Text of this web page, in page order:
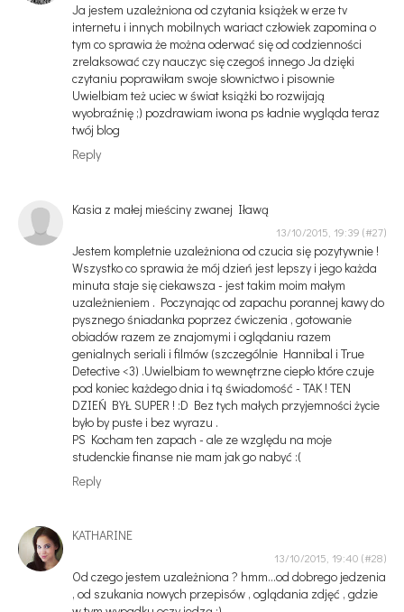
Ja jestem uzależniona od czytania książek w erze tv
internetu i innych mobilnych wariact człowiek zapomina o
tym co sprawia że można oderwać się od codzienności
zrelaksować czy nauczyc się czegoś innego Ja dzięki
czytaniu poprawiłam swoje słownictwo i pisownie
Uwielbiam też uciec w świat książki bo rozwijają
wyobraźnię ;) pozdrawiam iwona ps ładnie wygląda teraz
twój blog
Reply
Kasia z małej mieściny zwanej Iławą
13/10/2015, 19:39
Jestem kompletnie uzależniona od czucia się pozytywnie !
Wszystko co sprawia że mój dzień jest lepszy i jego każda
minuta staje się ciekawsza - jest takim moim małym
uzależnieniem . Poczynając od zapachu porannej kawy do
pysznego śniadanka poprzez ćwiczenia , gotowanie
obiadów razem ze znajomymi i oglądaniu razem
genialnych seriali i filmów (szczególnie Hannibal i True
Detective <3) .Uwielbiam to wewnętrzne ciepło które czuje
pod koniec każdego dnia i tą świadomość - TAK ! TEN
DZIEŃ BYŁ SUPER ! :D Bez tych małych przyjemności życie
było by puste i bez wyrazu .
PS Kocham ten zapach - ale ze względu na moje
studenckie finanse nie mam jak go nabyć :(
Reply
KATHARINE
13/10/2015, 19:40
Od czego jestem uzależniona ? hmm...od dobrego jedzenia
, od szukania nowych przepisów , oglądania zdjęć , gdzie